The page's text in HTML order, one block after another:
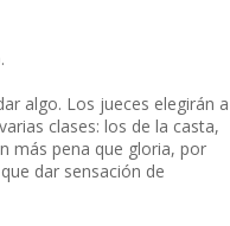
algo. Los jueces elegirán a
clases: los de la casta,
más pena que gloria, por
dar sensación de